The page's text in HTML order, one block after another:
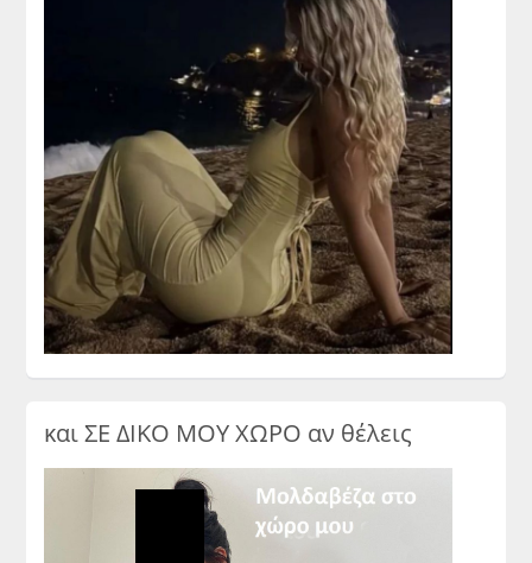
και ΣΕ ΔΙΚΟ ΜΟΥ ΧΩΡΟ αν θέλεις